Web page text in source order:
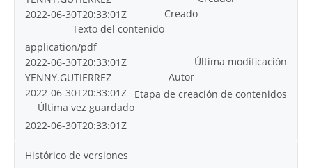
Creado
2022-06-30T20:33:01Z
Texto del contenido
application/pdf
Última modificación
2022-06-30T20:33:01Z
Autor
YENNY.GUTIERREZ
Etapa de creación de contenidos
2022-06-30T20:33:01Z
Última vez guardado
2022-06-30T20:33:01Z
Histórico de versiones